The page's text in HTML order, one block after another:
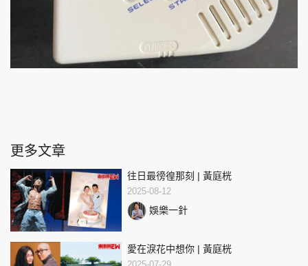
更多文章
往日最徬徨那刻 | 黃庭桄
2025-08-12
娛樂一針
愛在淚花中想你 | 黃庭桄